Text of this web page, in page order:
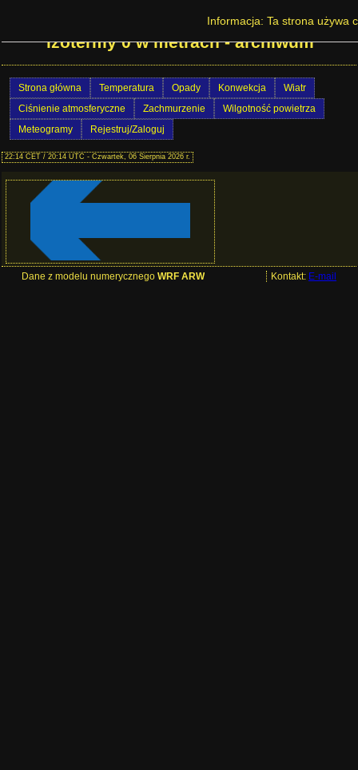
Prognoza pogody w Polsce - Wysokość
izotermy 0 w metrach - archiwum
Strona główna Temperatura Opady Konwekcja
Wiatr
Ciśnienie atmosferyczne
Zachmurzenie
Wilgotność powietrza
Meteogramy
Rejestruj/Zaloguj
22:14 CET / 20:14 UTC - Czwartek, 06 Sierpnia 2026 r.
Dane z modelu numerycznego WRF ARW Kontakt: E-mail
Informacja: Ta strona używa